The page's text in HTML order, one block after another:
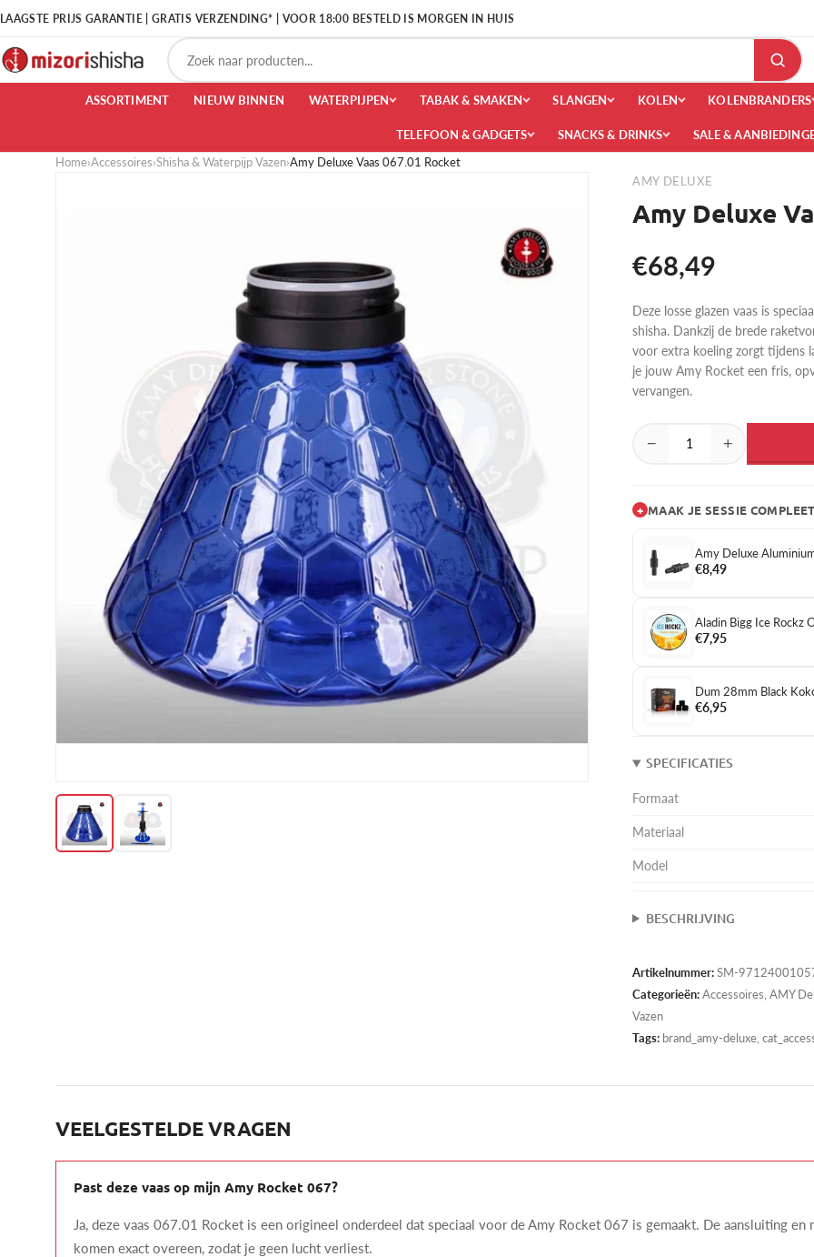
LAAGSTE PRIJS GARANTIE | GRATIS VERZENDING* | VOOR 18:00 BESTELD IS MORGEN IN HUIS
ASSORTIMENT NIEUW BINNEN WATERPIJPEN TABAK & SMAKEN SLANGEN KOLEN KOLENBRANDERS
TELEFOON & GADGETS SNACKS & DRINKS SALE &
Home›Accessoires›Shisha & Waterpijp Vazen›Amy Deluxe Vaas 067.01 Rocket
AMY DELUXE
Amy Deluxe
€68,49
Deze losse glazen vaas is
shisha. Dankzij de brede
voor extra koeling zorgt tijdens
je jouw Amy Rocket een fris,
vervangen.
− +
+ MAAK JE SESSIE COMPLEET
Amy Deluxe
€8,49
Aladin Bigg Ice Rockz
€7,95
Dum 28mm Black
€6,95
SPECIFICATIES
Formaat
Materiaal
Model
BESCHRIJVING
Artikelnummer:SM-
Categorieën:Accessoires, AMY
Vazen
Tags: brand_amy-deluxe,
VEELGESTELDE VRAGEN
Past deze vaas op mijn Amy Rocket 067?
Ja, deze vaas 067.01 Rocket is een origineel onderdeel dat speciaal voor de Amy Rocket 067 is gemaakt. De aansluiting en
komen exact overeen, zodat je geen lucht verliest.